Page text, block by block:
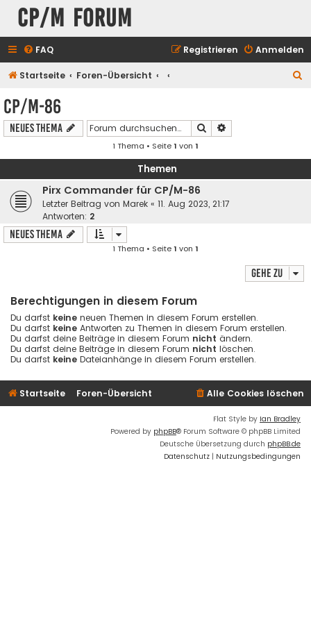
CP/M Forum
FAQ Anmelden
Registrieren
Startseite Foren-Übersicht
CP/M-86
Neues Thema Suche
1 Thema • Seite1 von 1
Themen
Pirx Commander für CP/M-86
Letzter Beitrag von Marek « 11. Aug 2023, 21:17
Antworten: 2
Neues Thema
1 Thema • Seite1 von 1
Gehe zu
Berechtigungen in diesem Forum
Du darfst keine neuen Themen in diesem Forum erstellen.
Du darfst keine Antworten zu Themen in diesem Forum erstellen.
Du darfst deine Beiträge in diesem Forum nicht ändern.
Du darfst deine Beiträge in diesem Forum nicht löschen.
Du darfst keine Dateianhänge in diesem Forum erstellen.
Startseite Foren-Übersicht Alle Cookies löschen
Flat Style by Ian Bradley
Powered by phpBB® Forum Software © phpBB Limited
Deutsche Übersetzung durch phpBB.de
Datenschutz | Nutzungsbedingungen